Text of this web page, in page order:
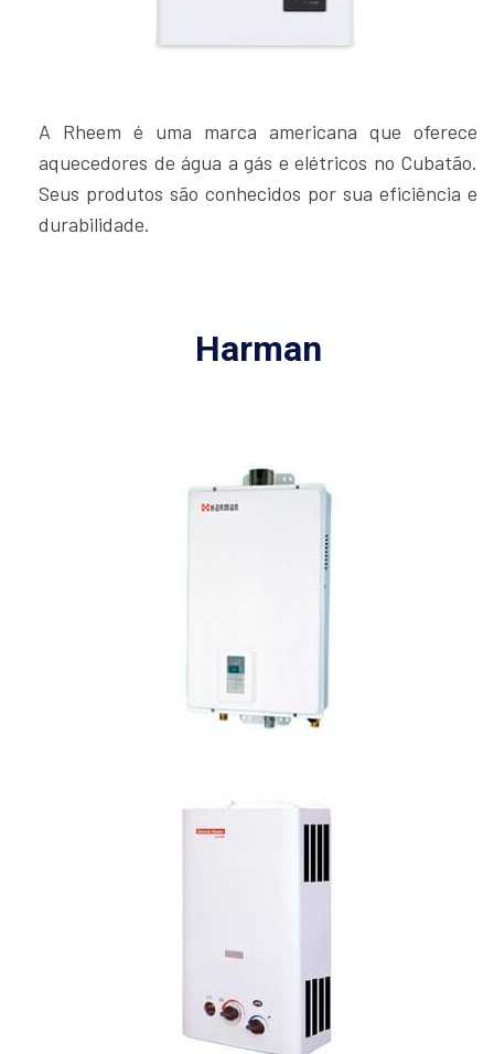
A Rheem é uma marca americana que oferece
aquecedores de água a gás e elétricos no Cubatão.
Seus produtos são conhecidos por sua eficiência e
durabilidade.
Harman